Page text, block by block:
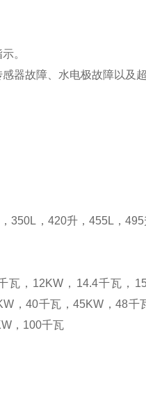
。
器故障、水电极故障以及超
，350L ， 420升，455L ，495
瓦， 12KW ， 14.4千瓦，
，40千瓦，45KW ，48千
， 100千瓦